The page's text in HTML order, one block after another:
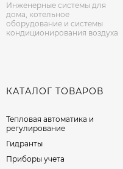
Инженерные системы для
дома, котельное
оборудование и системы
кондиционирования воздуха
КАТАЛОГ ТОВАРОВ
Тепловая автоматика и
регулирование
Гидранты
Приборы учета